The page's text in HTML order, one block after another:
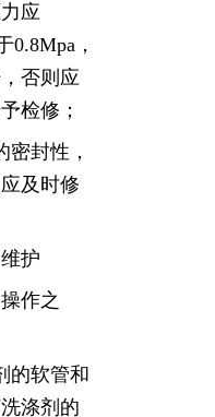
应
0.8Mpa，
否则应
检修；
密封性，
及时修
护
作之
的软管和
涤剂的